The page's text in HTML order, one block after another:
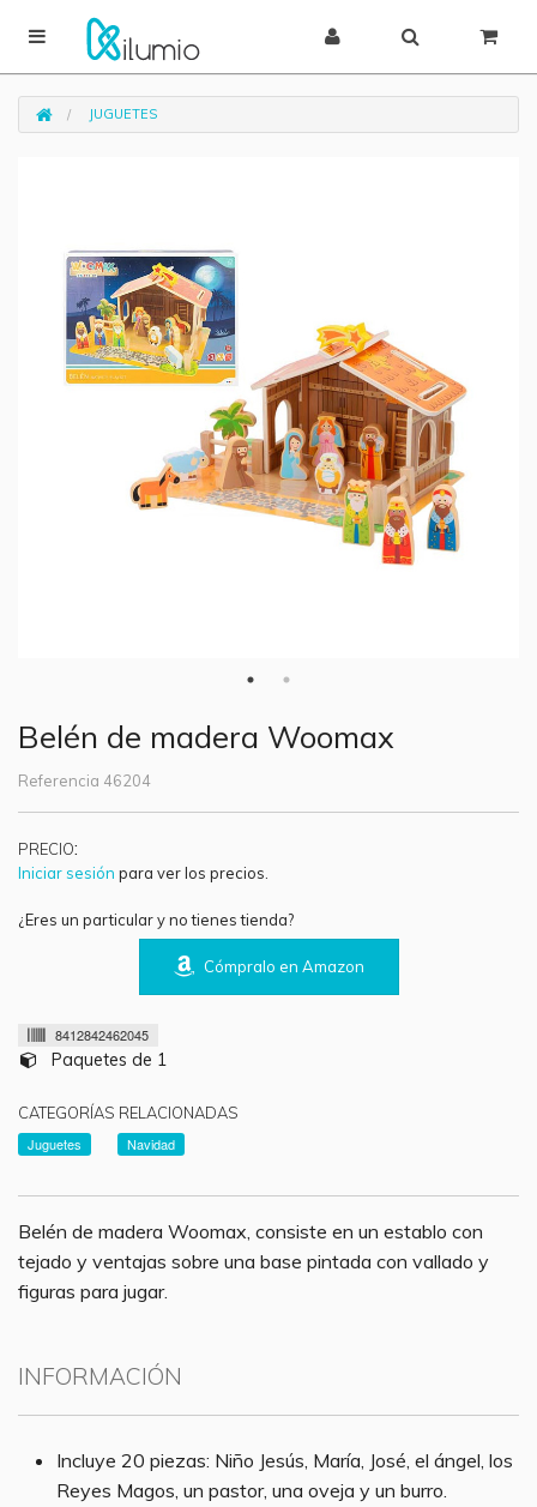
JUGUETES
Belén de madera Woomax
Referencia 46204
PRECIO:
Iniciar sesión para ver los precios.
¿Eres un particular y no tienes tienda?
Cómpralo en Amazon
8412842462045
Paquetes de 1
CATEGORÍAS RELACIONADAS
Juguetes
Navidad
Belén de madera Woomax, consiste en un establo con
tejado y ventajas sobre una base pintada con vallado y
figuras para jugar.
INFORMACIÓN
Incluye 20 piezas: Niño Jesús, María, José, el ángel, los
Reyes Magos, un pastor, una oveja y un burro.